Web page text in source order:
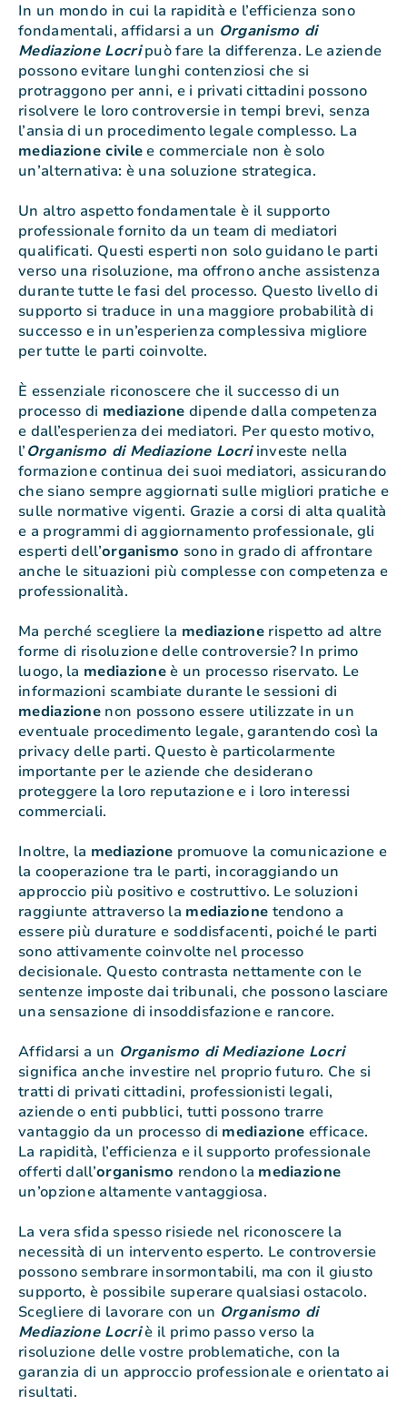
In un mondo in cui la rapidità e l’efficienza sono
fondamentali, affidarsi a un Organismo di
Mediazione Locripuò fare la differenza. Le aziende
possono evitare lunghi contenziosi che si
protraggono per anni, e i privati cittadini possono
risolvere le loro controversie in tempi brevi, senza
l’ansia di un procedimento legale complesso. La
mediazione civilee commerciale non è solo
un’alternativa: è una soluzione strategica.
Un altro aspetto fondamentale è il supporto
professionale fornito da un team di mediatori
qualificati. Questi esperti non solo guidano le parti
verso una risoluzione, ma offrono anche assistenza
durante tutte le fasi del processo. Questo livello di
supporto si traduce in una maggiore probabilità di
successo e in un’esperienza complessiva migliore
per tutte le parti coinvolte.
È essenziale riconoscere che il successo di un
processo di mediazione dipende dalla competenza
e dall’esperienza dei mediatori. Per questo motivo,
l’Organismo di Mediazione Locriinveste nella
formazione continua dei suoi mediatori, assicurando
che siano sempre aggiornati sulle migliori pratiche e
sulle normative vigenti. Grazie a corsi di alta qualità
e a programmi di aggiornamento professionale, gli
esperti dell’organismo sono in grado di affrontare
anche le situazioni più complesse con competenza e
professionalità.
Ma perché scegliere la mediazionerispetto ad altre
forme di risoluzione delle controversie? In primo
luogo, la mediazioneè un processo riservato. Le
informazioni scambiate durante le sessioni di
mediazione non possono essere utilizzate in un
eventuale procedimento legale, garantendo così la
privacy delle parti. Questo è particolarmente
importante per le aziende che desiderano
proteggere la loro reputazione e i loro interessi
commerciali.
Inoltre, la mediazione promuove la comunicazione e
la cooperazione tra le parti, incoraggiando un
approccio più positivo e costruttivo. Le soluzioni
raggiunte attraverso la mediazione tendono a
essere più durature e soddisfacenti, poiché le parti
sono attivamente coinvolte nel processo
decisionale. Questo contrasta nettamente con le
sentenze imposte dai tribunali, che possono lasciare
una sensazione di insoddisfazione e rancore.
Affidarsi a un Organismo di Mediazione Locri
significa anche investire nel proprio futuro. Che si
tratti di privati cittadini, professionisti legali,
aziende o enti pubblici, tutti possono trarre
vantaggio da un processo di mediazione efficace.
La rapidità, l’efficienza e il supporto professionale
offerti dall’organismo rendono la mediazione
un’opzione altamente vantaggiosa.
La vera sfida spesso risiede nel riconoscere la
necessità di un intervento esperto. Le controversie
possono sembrare insormontabili, ma con il giusto
supporto, è possibile superare qualsiasi ostacolo.
Scegliere di lavorare con un Organismo di
Mediazione Locriè il primo passo verso la
risoluzione delle vostre problematiche, con la
garanzia di un approccio professionale e orientato ai
risultati.